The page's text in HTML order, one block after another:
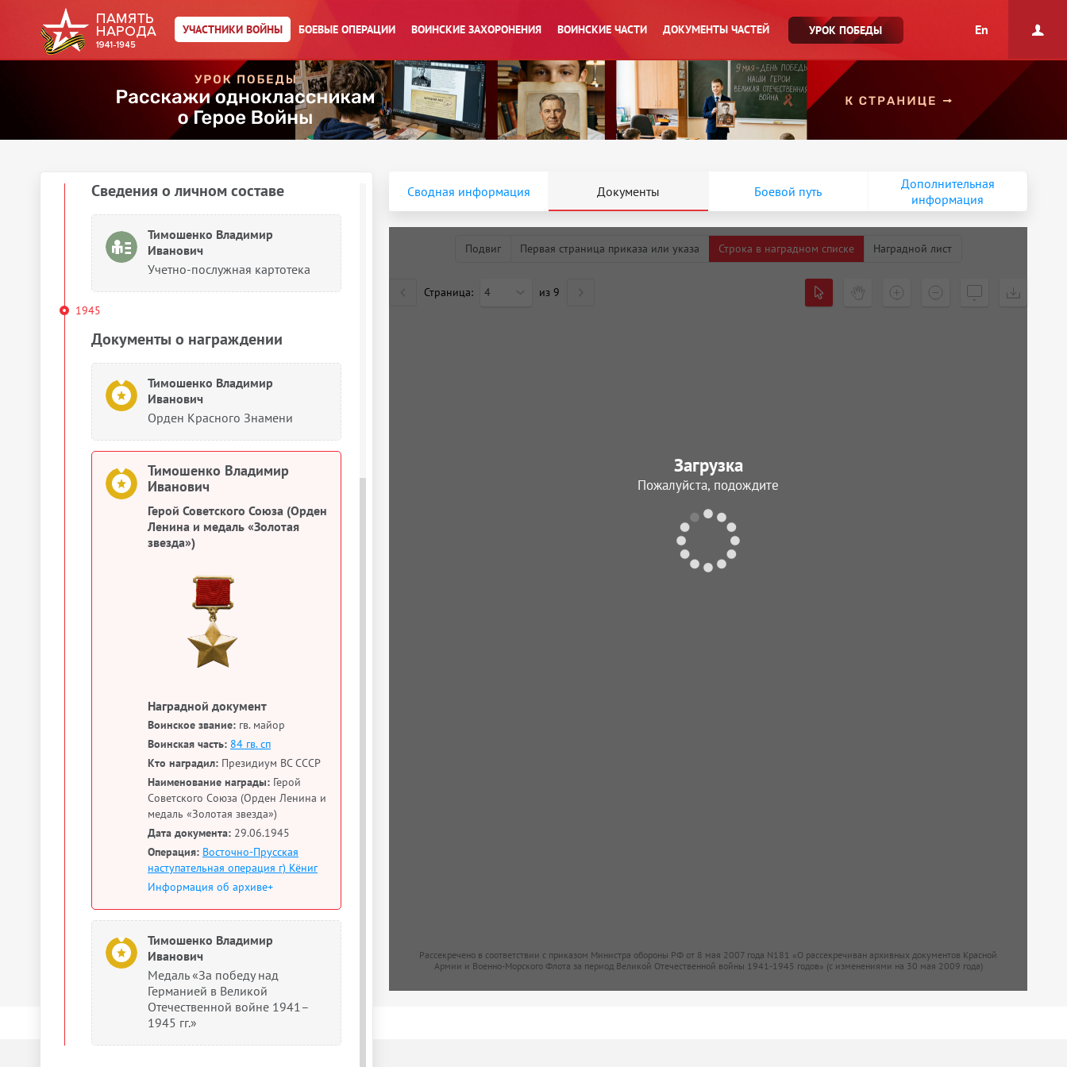
УЧАСТНИКИ ВОЙНЫ БОЕВЫЕ ОПЕРАЦИИ ВОИНСКИЕ ЗАХОРОНЕНИЯ ВОИНСКИЕ ЧАСТИ ДОКУМЕНТЫ ЧАСТЕЙ УРОК ПОБЕДЫ En
1939
Сведения о личном составе
Тимошенко Владимир
Иванович
Учетно-послужная картотека
Сведения о личном составе
Тимошенко Владимир
Иванович
Учетно-послужная картотека
1945
Документы о награждении
Тимошенко Владимир
Иванович
Орден Красного Знамени
Тимошенко Владимир
Иванович
Герой Советского Союза (Орден
Ленина и медаль «Золотая
звезда»)
Наградной документ
Воинское звание: гв. майор
Воинская часть: 84 гв. сп
Кто наградил: Президиум ВС СССР
Наименование награды: Герой
Советского Союза (Орден Ленина и
медаль «Золотая звезда»)
Дата документа: 29.06.1945
Операция: Восточно-Прусская
наступательная операция г) Кёниг
Информация об архиве+
Тимошенко Владимир
Иванович
Медаль «За победу над
Германией в Великой
Отечественной войне 1941–
1945 гг.»
Сводная информация Документы Боевой путь
Дополнительная
информация
Подвиг Первая страница приказа или указа Строка в наградном списке Наградной лист
Страница: 4 из 9
Рассекречено в соответствии с приказом Министра обороны РФ от 8 мая 2007 года N181 «О рассекречиван архивных документов Красной
Армии и Военно-Морского Флота за период Великой Отечественной войны 1941-1945 годов» (с изменениями на 30 мая 2009 года)
Загрузка
Пожалуйста, подождите